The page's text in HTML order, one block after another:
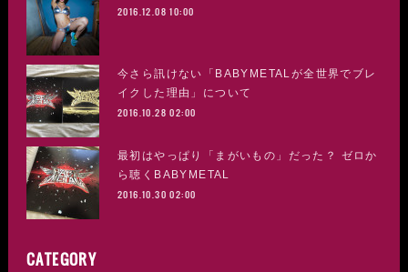
2016.12.08 10:00
今さら訊けない「BABYMETALが全世界でブレ
イクした理由」について
2016.10.28 02:00
最初はやっぱり「まがいもの」だった？ ゼロか
ら聴くBABYMETAL
2016.10.30 02:00
CATEGORY